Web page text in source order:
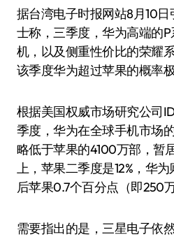
据台湾电子时报网站8月10
士称，三季度，华为高端的
机，以及侧重性价比的荣耀
该季度华为超过苹果的概率极
根据美国权威市场研究公司
季度，华为在全球手机市场
略低于苹果的4100万部，暂
上，苹果二季度是12%，华为
后苹果0.7个百分点（即250万
需要指出的是，三星电子依